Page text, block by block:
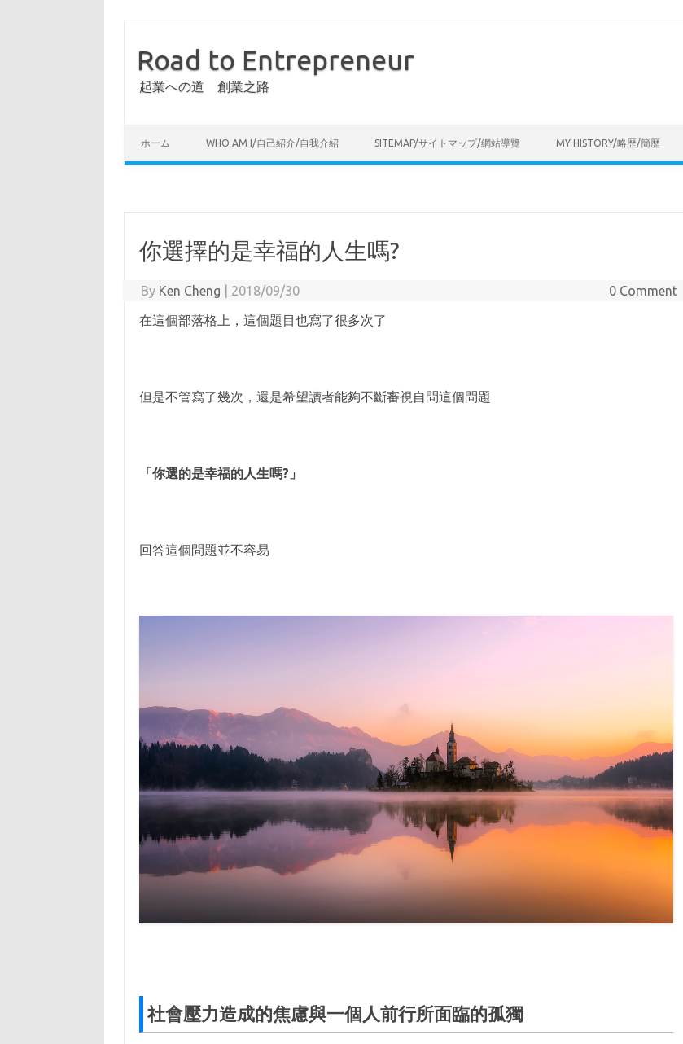
Road to Entrepreneur
起業への道 創業之路
ホーム WHO AM I/自己紹介/自我介紹 SITEMAP/サイトマップ/網站導覽 MY HISTORY/略歴/簡歷
你選擇的是幸福的人生嗎?
By Ken Cheng 2018/09/30
0 Comment
在這個部落格上，這個題目也寫了很多次了
但是不管寫了幾次，還是希望讀者能夠不斷審視自問這個問題
「你選的是幸福的人生嗎?」
回答這個問題並不容易
社會壓力造成的焦慮與一個人前行所面臨的孤獨